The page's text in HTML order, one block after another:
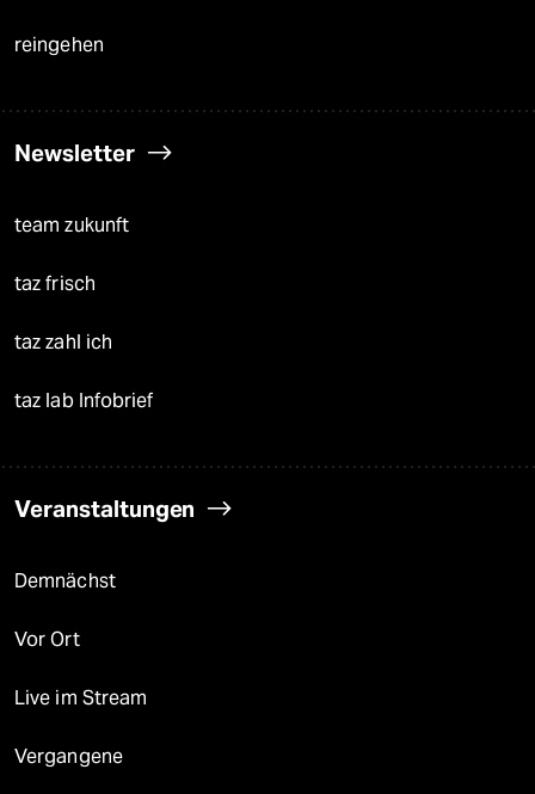
reingehen
Newsletter
team zukunft
taz frisch
taz zahl ich
taz lab Infobrief
Veranstaltungen
Demnächst
Vor Ort
Live im Stream
Vergangene